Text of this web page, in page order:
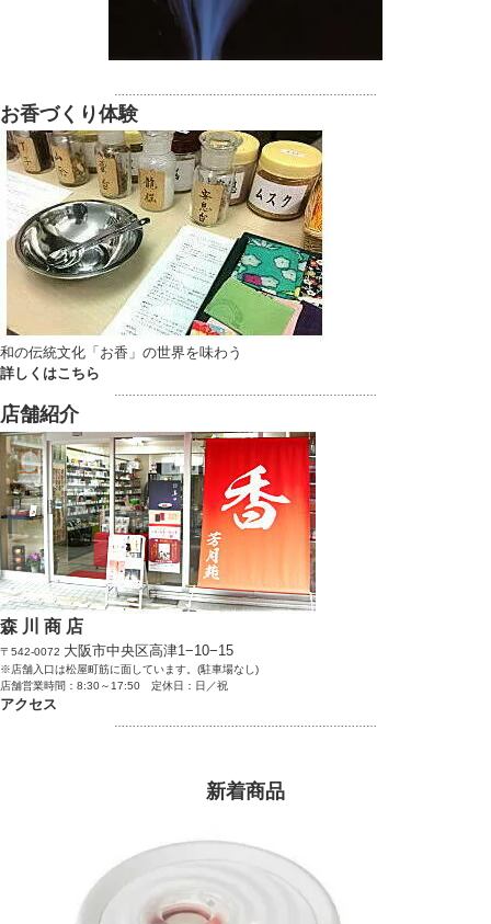
お香づくり体験
和の伝統文化「お香」の世界を味わう
詳しくはこちら
店舗紹介
森 川 商 店
〒542-0072 大阪市中央区高津1−10−15
※店舗入口は松屋町筋に面しています。(駐車場なし)
店舗営業時間：8:30～17:50 定休日：日／祝
アクセス
新着商品